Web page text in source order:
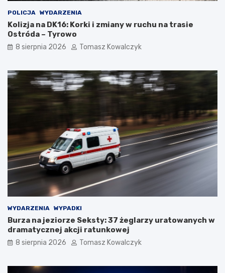
POLICJA WYDARZENIA
Kolizja na DK16: Korki i zmiany w ruchu na trasie
Ostróda – Tyrowo
8 sierpnia 2026 Tomasz Kowalczyk
WYDARZENIA WYPADKI
Burza na jeziorze Seksty: 37 żeglarzy uratowanych w
dramatycznej akcji ratunkowej
8 sierpnia 2026 Tomasz Kowalczyk